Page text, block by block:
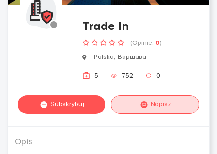
Trade In
(Opinie: 0)
Polska, Варшава
5 752 0
Subskrybuj Napisz
Opis